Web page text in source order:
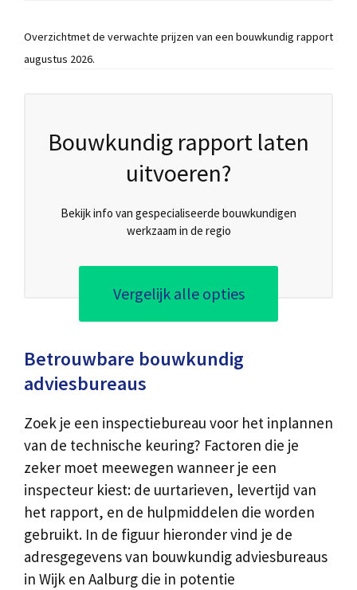
Overzichtmet de verwachte prijzen van een bouwkundig rapport
augustus 2026.
Bouwkundig rapport laten
uitvoeren?
Bekijk info van gespecialiseerde bouwkundigen
werkzaam in de regio
Vergelijk alle opties
Betrouwbare bouwkundig
adviesbureaus
Zoek je een inspectiebureau voor het inplannen
van de technische keuring? Factoren die je
zeker moet meewegen wanneer je een
inspecteur kiest: de uurtarieven, levertijd van
het rapport, en de hulpmiddelen die worden
gebruikt. In de figuur hieronder vind je de
adresgegevens van bouwkundig adviesbureaus
in Wijk en Aalburg die in potentie